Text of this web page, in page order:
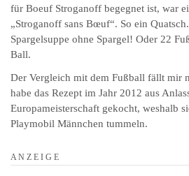
für Boeuf Stroganoff begegnet ist, war
„Stroganoff sans Bœuf“. So ein
Spargelsuppe ohne Spargel! Oder 22
Ball.
Der Vergleich mit dem Fußball fällt mir
habe das Rezept im Jahr 2012 aus
Europameisterschaft gekocht, weshalb
Playmobil Männchen tummeln.
A N Z E I G E